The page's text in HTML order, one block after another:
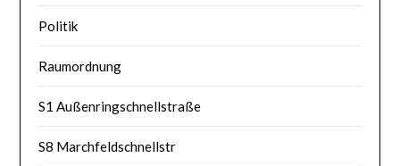
Politik
Raumordnung
S1 Außenringschnellstraße
S8 Marchfeldschnellstr